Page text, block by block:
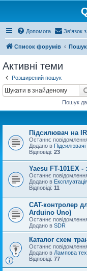
Допомога Зв'язок з
Список форумів Пошук
Активні теми
Розширений пошук
Пошук
Підсилювач на
Останнє
Додано в Підсилювачі
Відповіді: 23
Yaesu FT-101EX
Останнє
Додано в
Відповіді: 11
CAT-контролер
Arduino Uno)
Останнє
Додано в SDR
Каталог схем
Останнє
Додано в Лампова
Відповіді: 77